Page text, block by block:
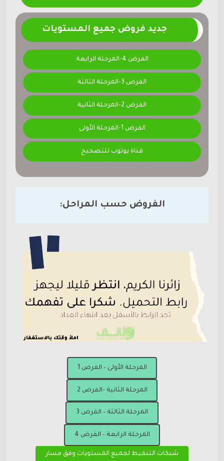
جديد فروض جميع المستويات
الفرض 4-المرحلة الرابعة
الفرض 3-المرحلة الثالثة
الفرض 2-المرحلة الثانية
الفرض 1-المرحلة الأولى
قناة يوتوب للتصحيح
الفروض حسب المراحل:
المرحلة الأولى – الفرض 1
المرحلة الثانية -الفرض 2
المرحلة الثالثة – الفرض 3
المرحلة الرابعة – الفرض 4
شبكات التنقيط لجميع المستويات وفق مسار